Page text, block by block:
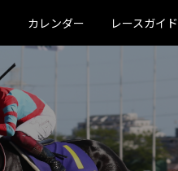
カレンダー レースガイド